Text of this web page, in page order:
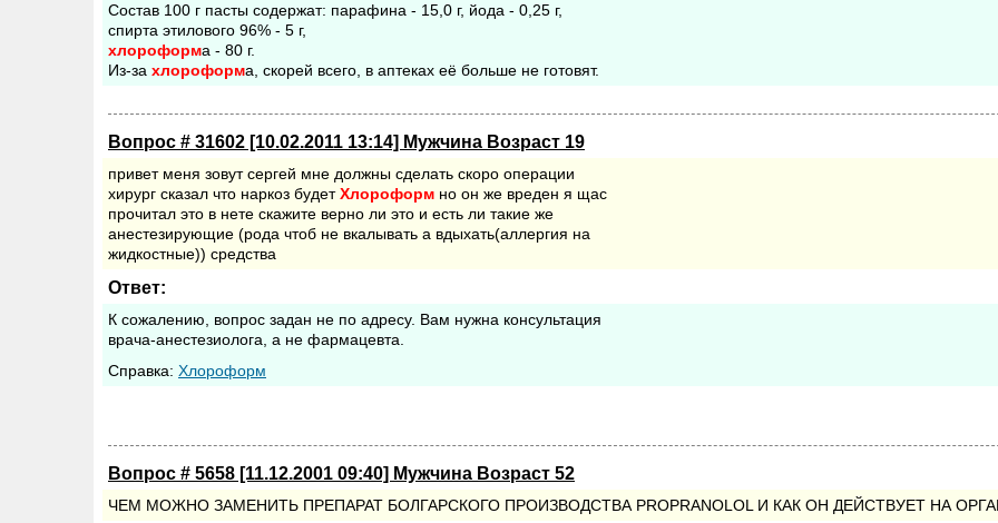
Состав 100 г пасты содержат: парафина - 15,0 г, йода - 0,25 г,
спирта этилового 96% - 5 г,
хлороформа - 80 г.
Из-за хлороформа, скорей всего, в аптеках её больше не готовят.
Вопрос # 31602 [10.02.2011 13:14] Мужчина Возраст 19
привет меня зовут сергей мне должны сделать скоро операции
хирург сказал что наркоз будетХлороформ но он же вреден я щас
прочитал это в нете скажите верно ли это и есть ли такие же
анестезирующие (рода чтоб не вкалывать а вдыхать(аллергия на
жидкостные)) средства
Ответ:
К сожалению, вопрос задан не по адресу. Вам нужна консультация
врача-анестезиолога, а не фармацевта.
Cправка: Хлороформ
Вопрос # 5658 [11.12.2001 09:40] Мужчина Возраст 52
ЧЕМ МОЖНО ЗАМЕНИТЬ ПРЕПАРАТ БОЛГАРСКОГО ПРОИЗВОДСТВА PROPRANOLOL И КАК ОН ДЕЙСТВУЕТ НА